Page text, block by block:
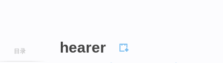
目录 hearer